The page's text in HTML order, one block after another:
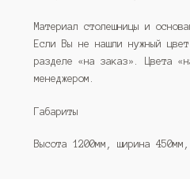
Материал столешницы и
Если Вы не нашли нужный
разделе «на заказ». Цвета
менеджером.
Габариты
Высота 1200мм, ширина